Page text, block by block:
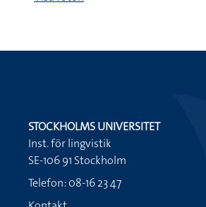
STOCKHOLMS UNIVERSITET
Inst. för lingvistik
SE-106 91 Stockholm
Telefon: 08-16 23 47